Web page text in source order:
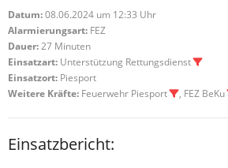
Datum:08.06.2024 um 12:33 Uhr
Alarmierungsart: FEZ
Dauer:27 Minuten
Einsatzart: Unterstützung Rettungsdienst
Einsatzort: Piesport
Weitere Kräfte: Feuerwehr Piesport , FEZ BeKu
Einsatzbericht: